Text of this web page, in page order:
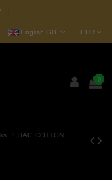
English GB
EUR
0
BAG COTTON